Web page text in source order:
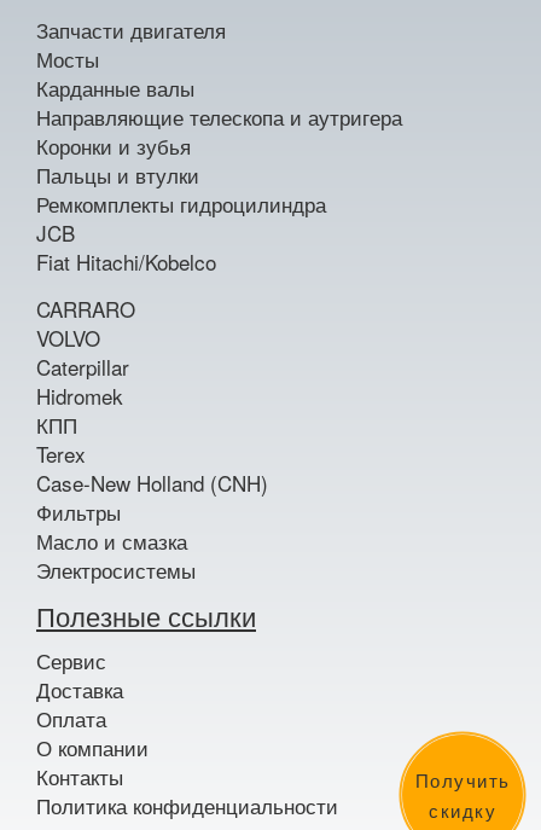
Получить
скидку
Запчасти двигателя
Мосты
Карданные валы
Направляющие телескопа и аутригера
Коронки и зубья
Пальцы и втулки
Ремкомплекты гидроцилиндра
JCB
Fiat Hitachi/Kobelco
CARRARO
VOLVO
Caterpillar
Hidromek
КПП
Terex
Case-New Holland (CNH)
Фильтры
Масло и смазка
Электросистемы
Полезные ссылки
Сервис
Доставка
Оплата
О компании
Контакты
Политика конфиденциальности